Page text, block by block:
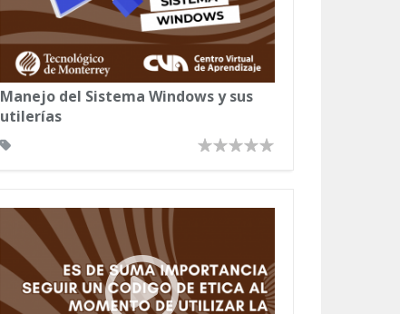
Manejo del Sistema Windows y sus
utilerías